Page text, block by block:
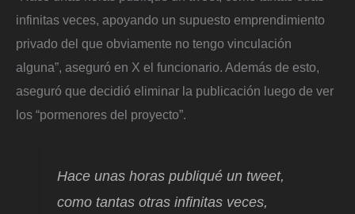
infinitas veces, apoyando un supuesto emprendimiento
privado del que obviamente no tengo vinculación
alguna”, aseguró en X el funcionario. Además de esto,
aseguró que decidió eliminar la publicación luego de ver
los “pormenores del proyecto”.
Hace unas horas publiqué un tweet,
como tantas otras infinitas veces,